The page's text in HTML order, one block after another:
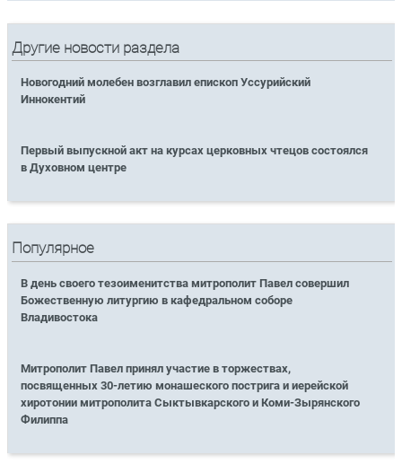
Другие новости раздела
Новогодний молебен возглавил епископ Уссурийский
Иннокентий
Первый выпускной акт на курсах церковных чтецов состоялся
в Духовном центре
Популярное
В день своего тезоименитства митрополит Павел совершил
Божественную литургию в кафедральном соборе
Владивостока
Митрополит Павел принял участие в торжествах,
посвященных 30-летию монашеского пострига и иерейской
хиротонии митрополита Сыктывкарского и Коми-Зырянского
Филиппа